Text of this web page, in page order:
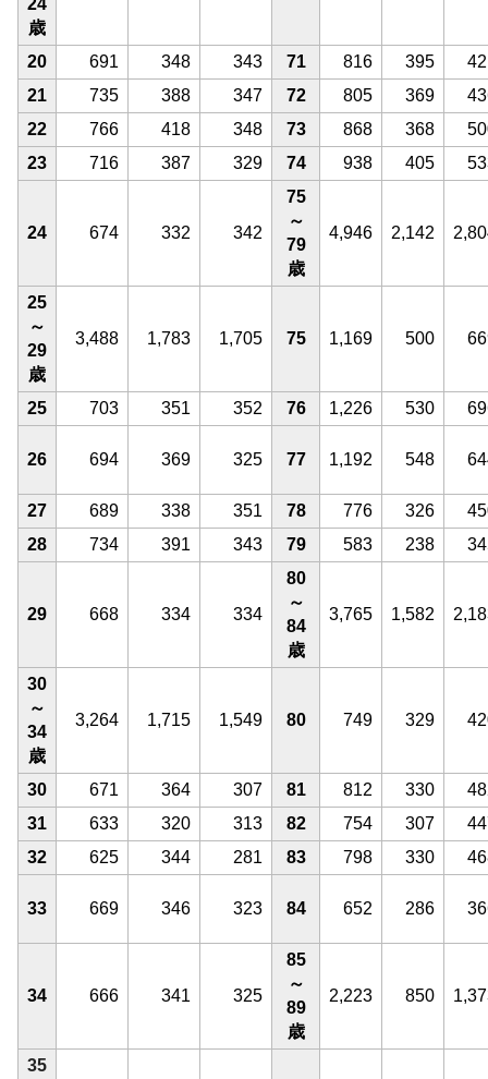
24
歳
20 691 348 343 71 816 395
21
735 388 347 72 805 369
22
766 418 348 73 868 368
23
716 387 329 74 938 405
24 674 332 342
75
～
79
歳
4,946 2,142
25
～
29
歳
3,488 1,783 1,705 75 1,169 500
25 703 351 352 76 1,226 530
26 694 369 325 77 1,192 548
27 689 338 351 78 776 326
28
734 391 343 79 583 238
29 668 334 334
80
～
84
歳
3,765 1,582
30
～
34
歳
3,264 1,715 1,549 80 749 329
30 671 364 307 81 812 330
31
633 320 313 82 754 307
32
625 344 281 83 798 330
33 669 346 323 84 652 286
34 666 341 325
85
～
89
歳
2,223 850
35